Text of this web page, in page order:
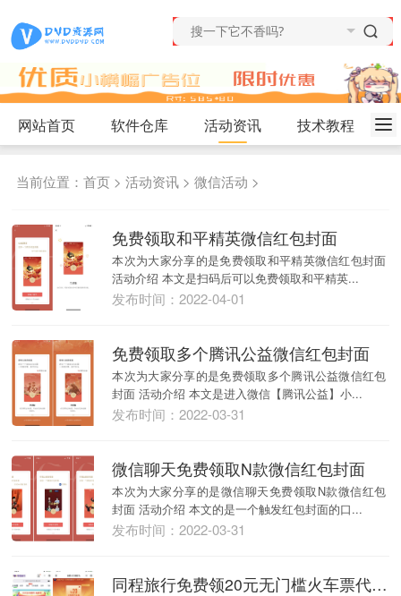
网站首页 软件仓库 活动资讯 技术教程
当前位置：首页 >活动资讯 >微信活动 >
免费领取和平精英微信红包封面
本次为大家分享的是免费领取和平精英微信红包封面
活动介绍 本文是扫码后可以免费领取和平精英...
发布时间：2022-04-01
免费领取多个腾讯公益微信红包封面
本次为大家分享的是免费领取多个腾讯公益微信红包
封面 活动介绍 本文是进入微信【腾讯公益】小...
发布时间：2022-03-31
微信聊天免费领取N款微信红包封面
本次为大家分享的是微信聊天免费领取N款微信红包
封面 活动介绍 本文的是一个触发红包封面的口...
发布时间：2022-03-31
同程旅行免费领20元无门槛火车票代金券